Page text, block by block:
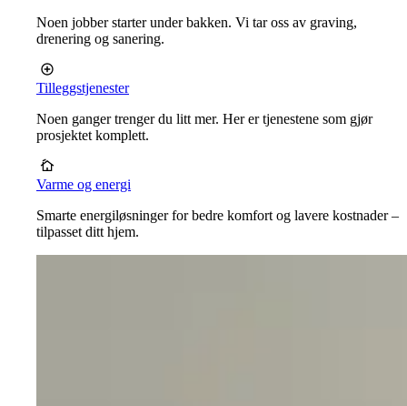
Noen jobber starter under bakken. Vi tar oss av graving,
drenering og sanering.
Tilleggstjenester
Noen ganger trenger du litt mer. Her er tjenestene som gjør
prosjektet komplett.
Varme og energi
Smarte energiløsninger for bedre komfort og lavere kostnader –
tilpasset ditt hjem.